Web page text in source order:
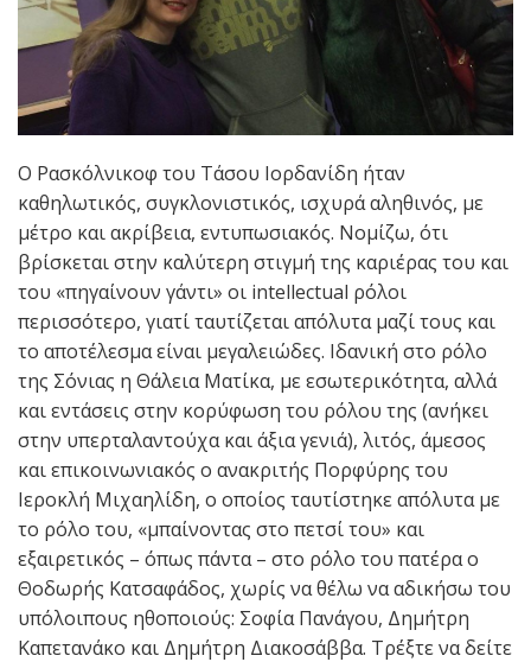
Ο Ρασκόλνικοφ του Τάσου Ιορδανίδη ήταν
καθηλωτικός, συγκλονιστικός, ισχυρά αληθινός, με
μέτρο και ακρίβεια, εντυπωσιακός. Νομίζω, ότι
βρίσκεται στην καλύτερη στιγμή της καριέρας του και
του «πηγαίνουν γάντι» οι intellectual ρόλοι
περισσότερο, γιατί ταυτίζεται απόλυτα μαζί τους και
το αποτέλεσμα είναι μεγαλειώδες. Ιδανική στο ρόλο
της Σόνιας η Θάλεια Ματίκα, με εσωτερικότητα, αλλά
και εντάσεις στην κορύφωση του ρόλου της (ανήκει
στην υπερταλαντούχα και άξια γενιά), λιτός, άμεσος
και επικοινωνιακός ο ανακριτής Πορφύρης του
Ιεροκλή Μιχαηλίδη, ο οποίος ταυτίστηκε απόλυτα με
το ρόλο του, «μπαίνοντας στο πετσί του» και
εξαιρετικός – όπως πάντα – στο ρόλο του πατέρα ο
Θοδωρής Κατσαφάδος, χωρίς να θέλω να αδικήσω του
υπόλοιπους ηθοποιούς: Σοφία Πανάγου, Δημήτρη
Καπετανάκο και Δημήτρη Διακοσάββα. Τρέξτε να δείτε